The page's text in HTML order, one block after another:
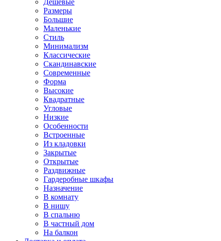
Дешевые
Размеры
Большие
Маленькие
Стиль
Минимализм
Классические
Скандинавские
Современные
Форма
Высокие
Квадратные
Угловые
Низкие
Особенности
Встроенные
Из кладовки
Закрытые
Открытые
Раздвижные
Гардеробные шкафы
Назначение
В комнату
В нишу
В спальню
В частный дом
На балкон